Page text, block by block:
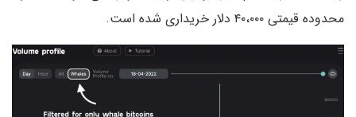
محدوده قیمتی ۴۰،۰۰۰ دلار خریداری شده است.